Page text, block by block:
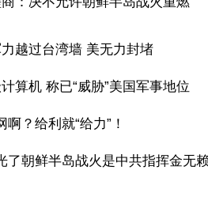
越过台湾墙 美无力封堵
算机 称已“威胁”美国军事地位
？给利就“给力”！
了朝鲜半岛战火是中共指挥金无